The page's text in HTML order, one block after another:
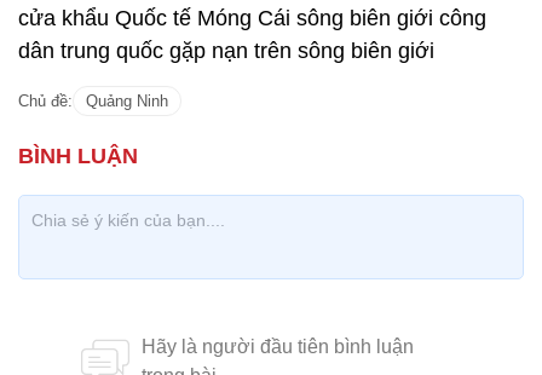
cửa khẩu Quốc tế Móng Cái sông biên giới công
dân trung quốc gặp nạn trên sông biên giới
Chủ đề: Quảng Ninh